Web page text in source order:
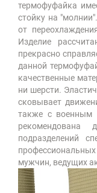
термофуфайка
стойку на
от
Изделие
прекрасно
данной
качественные
ни шерсти.
сковывает
также с военным
рекомендована
подразделений
мужчин, ведущих